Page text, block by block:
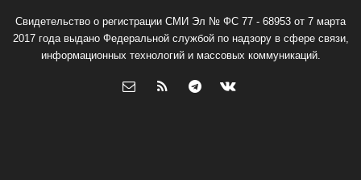
Свидетельство о регистрации СМИ Эл № ФС 77 - 68953 от 7 марта
2017 года выдано Федеральной службой по надзору в сфере связи,
информационных технологий и массовых коммуникаций.